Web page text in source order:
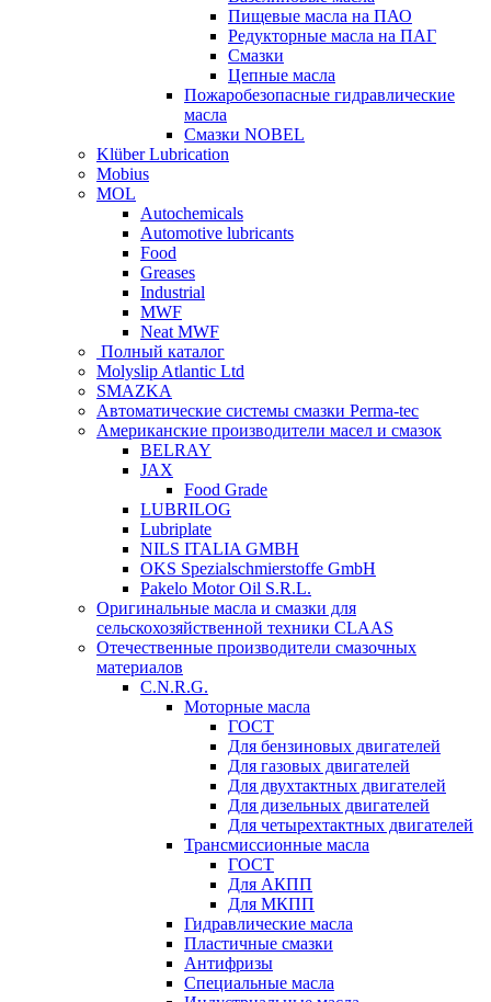
Пищевые масла на ПАО
Редукторные масла на ПАГ
Смазки
Цепные масла
Пожаробезопасные гидравлические
масла
Смазки NOBEL
Klüber Lubrication
Mobius
MOL
Autochemicals
Automotive lubricants
Food
Greases
Industrial
MWF
Neat MWF
Полный каталог
Molyslip Atlantic Ltd
SMAZKA
Автоматические системы смазки Perma-tec
Американские производители масел и смазок
BELRAY
JAX
Food Grade
LUBRILOG
Lubriplate
NILS ITALIA GMBH
OKS Spezialschmierstoffe GmbH
Pakelo Motor Oil S.R.L.
Оригинальные масла и смазки для
сельскохозяйственной техники CLAAS
Отечественные производители смазочных
материалов
C.N.R.G.
Моторные масла
ГОСТ
Для бензиновых двигателей
Для газовых двигателей
Для двухтактных двигателей
Для дизельных двигателей
Для четырехтактных двигателей
Трансмиссионные масла
ГОСТ
Для АКПП
Для МКПП
Гидравлические масла
Пластичные смазки
Антифризы
Специальные масла